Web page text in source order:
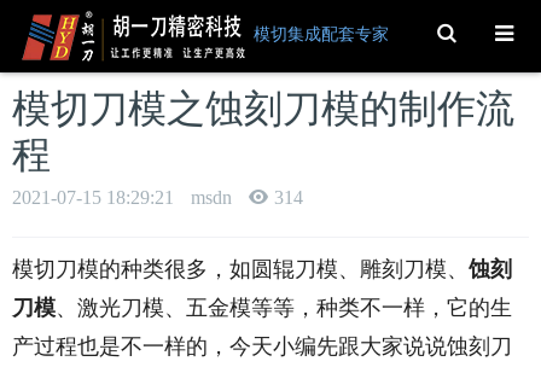
模切集成配套专家 Toggle
Search
模切刀模之蚀刻刀模的制作流
程
2021-07-15 18:29:21 msdn 314
模切刀模的种类很多，如圆辊刀模、雕刻刀模、 蚀刻
刀模、激光刀模、五金模等等，种类不一样，它的生
产过程也是不一样的，今天小编先跟大家说说蚀刻刀